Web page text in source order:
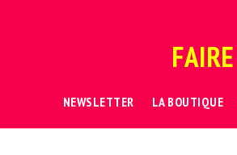
NEWSLETTER LA BOUTIQUE